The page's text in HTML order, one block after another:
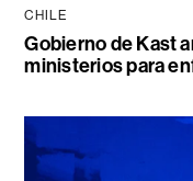
CHILE
Gobierno de Kast
ministerios para